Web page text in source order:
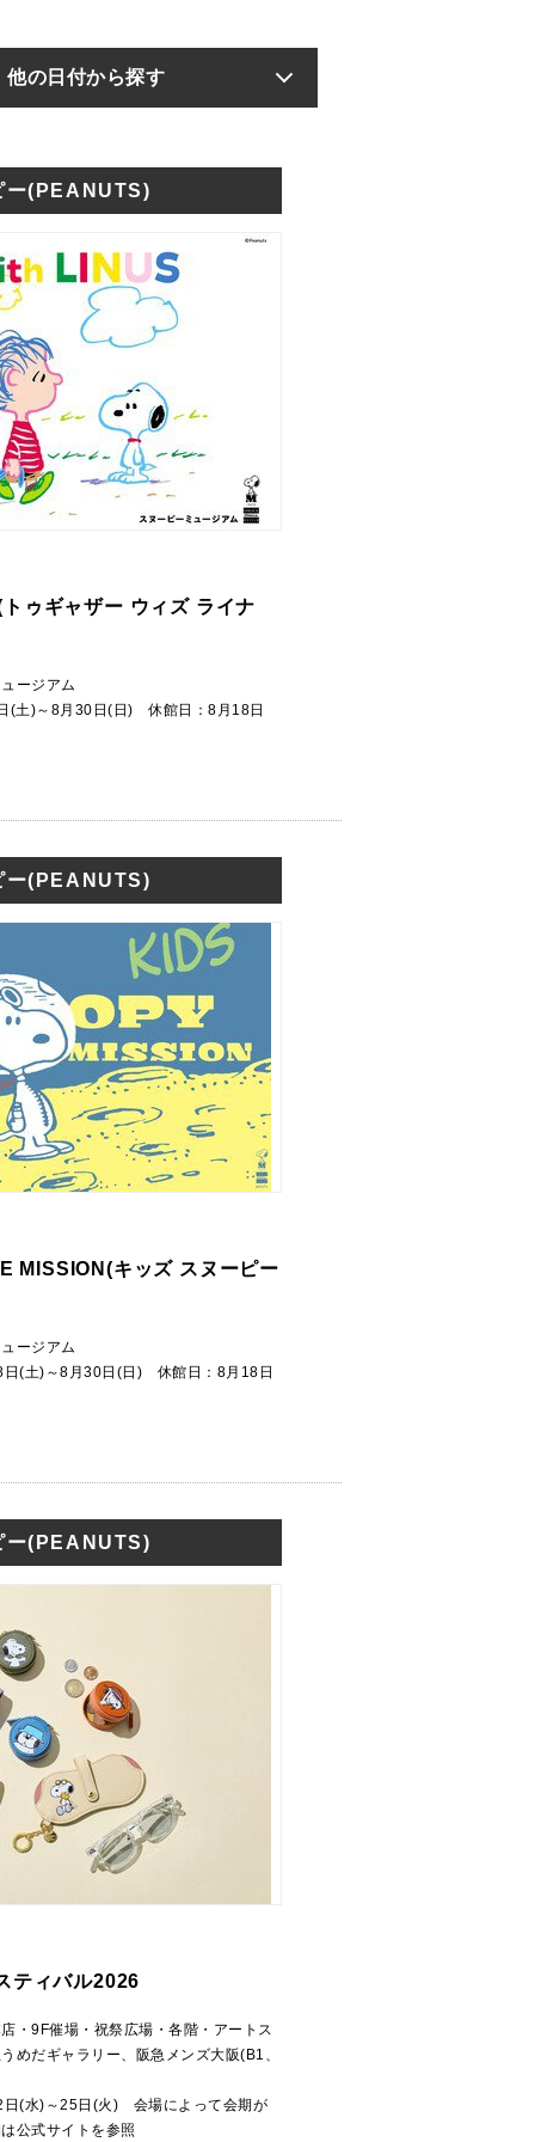
他の日付から探す
ー(PEANUTS)
ゥギャザー ウィズ ライナ
ージアム
(土)～8月30日(日) 休館日：8月18日
ー(PEANUTS)
MISSION(キッズ スヌーピー
ージアム
(土)～8月30日(日) 休館日：8月18日
ー(PEANUTS)
ティバル2026
・9F催場・祝祭広場・各階・アートス
めだギャラリー、阪急メンズ大阪(B1、
(水)～25日(火) 会場によって会期が
公式サイトを参照